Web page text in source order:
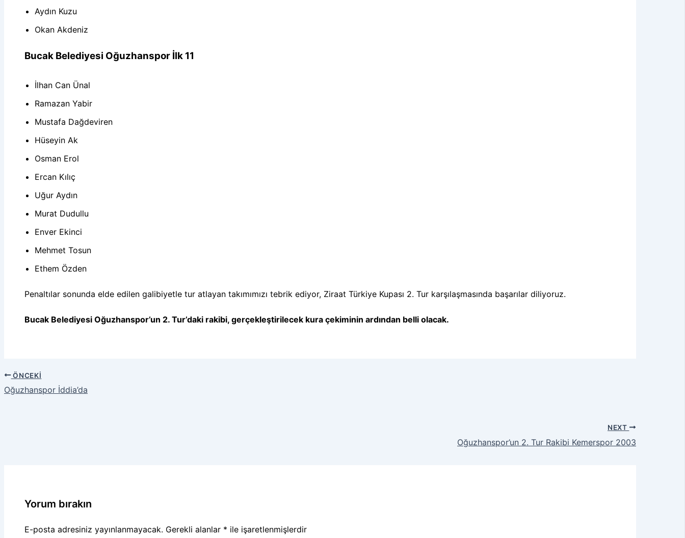
Aydın Kuzu
Okan Akdeniz
Bucak Belediyesi Oğuzhanspor İlk 11
İlhan Can Ünal
Ramazan Yabir
Mustafa Dağdeviren
Hüseyin Ak
Osman Erol
Ercan Kılıç
Uğur Aydın
Murat Dudullu
Enver Ekinci
Mehmet Tosun
Ethem Özden
Penaltılar sonunda elde edilen galibiyetle tur atlayan takımımızı tebrik ediyor, Ziraat Türkiye Kupası 2. Tur karşılaşmasında başarılar diliyoruz.
Bucak Belediyesi Oğuzhanspor’un 2. Tur’daki rakibi, gerçekleştirilecek kura çekiminin ardından belli olacak.
ÖNCEKI
Oğuzhanspor İddia’da
NEXT
Oğuzhanspor’un 2. Tur Rakibi Kemerspor 2003
Yorum bırakın
E-posta adresiniz yayınlanmayacak. Gerekli alanlar * ile işaretlenmişlerdir